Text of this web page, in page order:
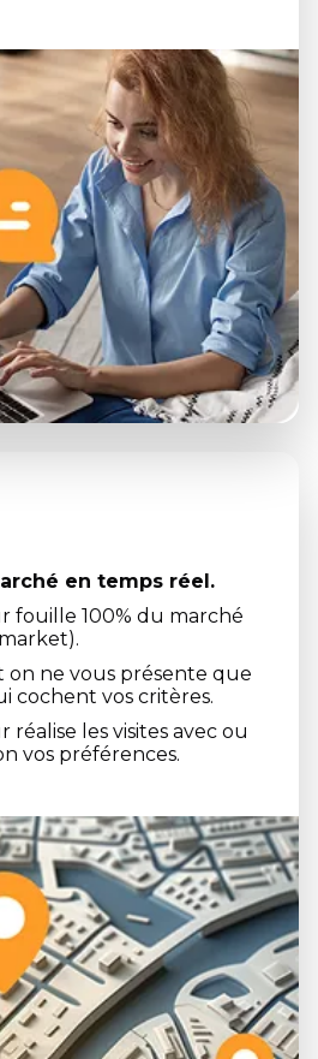
en temps réel.
fouille 100% du marché
on ne vous présente que
cochent vos critères.
réalise les visites avec ou
vos préférences.